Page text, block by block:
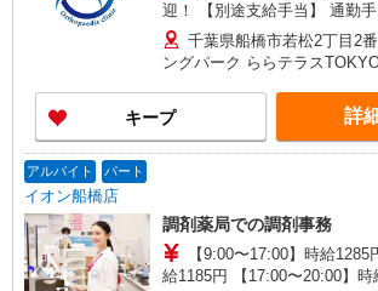
迎！ 【別途支給手当】 通勤手当：実費支給 時間
外手当千葉県船橋市若松2丁目2
ングパーク ららテラス
キープ 詳
アルバイト パート
イオン船橋店
調剤薬局での調剤事務
【9:00〜17:00】時給
給1185円 【17:00〜20:00】時